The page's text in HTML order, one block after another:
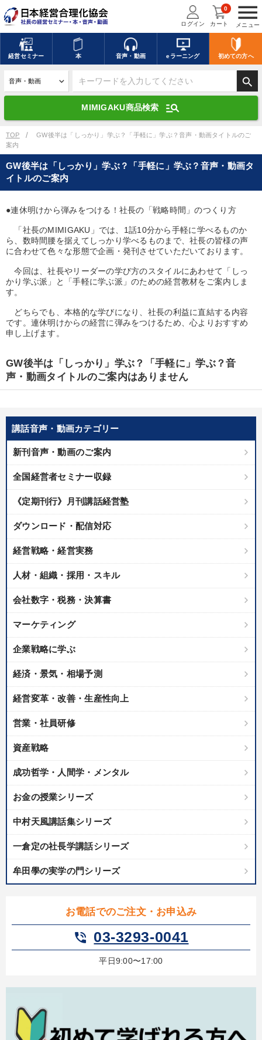
menu
メニュー
ログイン カート
0
経営セミナー 本 音声・動画 eラーニング 初めての方へ
search
MIMIGAKU商品検索 manage_search
キーワードを入力して探す
デジタル版対応のみ検索結果に表示する
search 上記の条件で検索
mic 講演収録物を探す
ます
カテゴリー
優秀各社の智恵と戦略 事業家のロマンと経営
リーダーの器量を学ぶ
2025年春季全国経営者セミナー収録講演ＣＤ・講演ＤＶＤ・デジ
「利上げ時代の最新・銀行対策」＋「不動産市況予測」＋「市場
予測と株式投資」最新刊
【12月】音声・映像 歴史・古典に学ぶ実務講話
組織と人を動かすマネジメント力を磨く
業種
製造業 卸売・小売・飲食業
IT・サービス・金融業
※「更新」を押すと「テーマ」「キーワード」を更新いただけます。
経営音声・動画を探す
全国経営者セミナー収録物以外の経営教材（全761タイトル）からお探
しいただけます
資産戦略
2025年夏季全国経営者セミナー収録講演ＣＤ・講演ＤＶＤ・デジ
【5月】音声・映像 【6月】音声・映像
タル版（音声／動画ストリーミング・ダウンロード）
成功哲学・人間学 【2026年7月】音声・映像ご案内商品
経営戦略・経営実務
TOP
GW後半は「しっかり」学ぶ？「手軽に」学ぶ？音声・動画タイトルのご
案内
講話音声・動画カテゴリー
新刊音声・動画のご案内
全国経営者セミナー収録
《定期刊行》月刊講話経営塾
ダウンロード・配信対応
経営戦略・経営実務
人材・組織・採用・スキル
会社数字・税務・決算書
マーケティング
企業戦略に学ぶ
経済・景気・相場予測
経営変革・改善・生産性向上
営業・社員研修
資産戦略
成功哲学・人間学・メンタル
お金の授業シリーズ
中村天風講話集シリーズ
一倉定の社長学講話シリーズ
牟田學の実学の門シリーズ
お電話でのご注文・お申込み
phone_in_talk 03-3293-0041
平日9:00〜17:00
GW後半は「しっかり」学ぶ？「手軽に」学ぶ？音声・動画タ
イトルのご案内
●連休明けから弾みをつける！社長の「戦略時間」のつくり方
「社長のMIMIGAKU」では、1話10分から手軽に学べるものか
ら、数時間腰を据えてしっかり学べるものまで、社長の皆様の声
に合わせて色々な形態で企画・発刊させていただいております。
今回は、社長やリーダーの学び方のスタイルにあわせて「しっ
かり学ぶ派」と「手軽に学ぶ派」のための経営教材をご案内しま
す。
どちらでも、本格的な学びになり、社長の利益に直結する内容
です。連休明けからの経営に弾みをつけるため、心よりおすすめ
申し上げます。
GW後半は「しっかり」学ぶ？「手軽に」学ぶ？音
声・動画タイトルのご案内はありません